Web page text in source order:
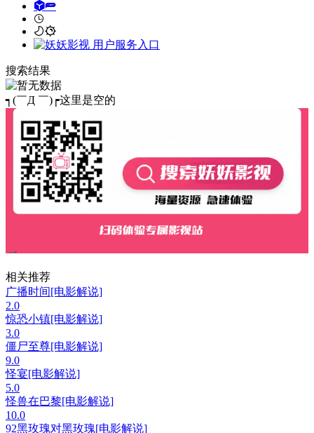
搜索结果
┑(￣Д ￣)┍这里是空的
相关推荐
广播时间[电影解说]
2.0
惊恐小镇[电影解说]
3.0
僵尸至尊[电影解说]
9.0
怪宴[电影解说]
5.0
怪兽在巴黎[电影解说]
10.0
92黑玫瑰对黑玫瑰[电影解说]